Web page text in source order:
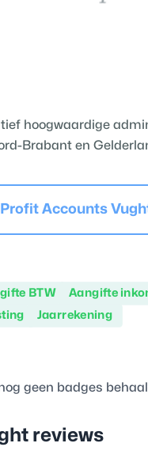
hoogwaardige
Brabant en
Profit Accounts
BTW Aangifte
Jaarrekening
geen badges
reviews